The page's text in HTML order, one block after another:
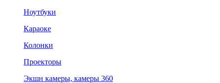
Ноутбуки
Караоке
Колонки
Проекторы
Экшн камеры, камеры 360